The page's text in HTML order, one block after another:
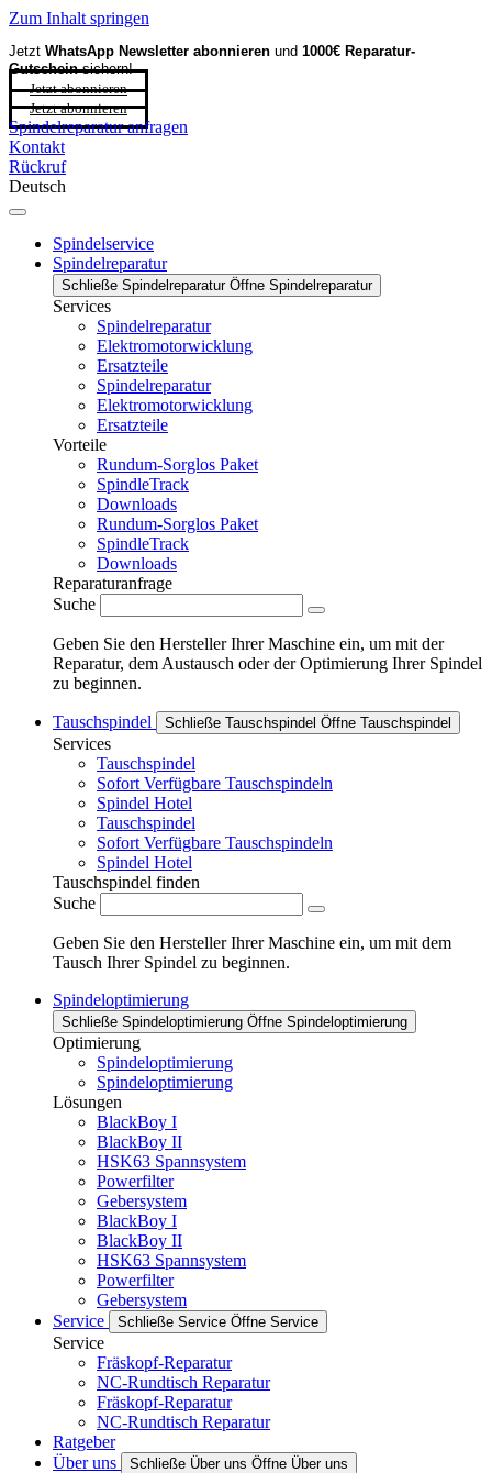
Zum Inhalt springen
Jetzt WhatsApp Newsletter abonnieren und 1000€ Reparatur-
Gutscheinsichern!
Jetzt abonnieren
Jetzt abonnieren
Spindelreparatur anfragen
Kontakt
Rückruf
Deutsch
Spindelservice
Spindelreparatur
Schließe Spindelreparatur Öffne Spindelreparatur
Services
Spindelreparatur
Elektromotorwicklung
Ersatzteile
Spindelreparatur
Elektromotorwicklung
Ersatzteile
Vorteile
Rundum-Sorglos Paket
SpindleTrack
Downloads
Rundum-Sorglos Paket
SpindleTrack
Downloads
Reparaturanfrage
Suche
Geben Sie den Hersteller Ihrer Maschine ein, um mit der
Reparatur, dem Austausch oder der Optimierung Ihrer Spindel
zu beginnen.
Tauschspindel Schließe Tauschspindel Öffne Tauschspindel
Services
Tauschspindel
Sofort Verfügbare Tauschspindeln
Spindel Hotel
Tauschspindel
Sofort Verfügbare Tauschspindeln
Spindel Hotel
Tauschspindel finden
Suche
Geben Sie den Hersteller Ihrer Maschine ein, um mit dem
Tausch Ihrer Spindel zu beginnen.
Spindeloptimierung
Schließe Spindeloptimierung Öffne Spindeloptimierung
Optimierung
Spindeloptimierung
Spindeloptimierung
Lösungen
BlackBoy I
BlackBoy II
HSK63 Spannsystem
Powerfilter
Gebersystem
BlackBoy I
BlackBoy II
HSK63 Spannsystem
Powerfilter
Gebersystem
Service
Schließe Service Öffne Service
Service
Fräskopf-Reparatur
NC-Rundtisch Reparatur
Fräskopf-Reparatur
NC-Rundtisch Reparatur
Ratgeber
Über uns
Schließe Über uns Öffne Über uns